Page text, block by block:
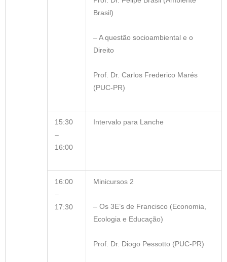
Brasil)
– A questão socioambiental e o
Direito
Prof. Dr. Carlos Frederico Marés
(PUC-PR)
15:30
–
16:00
Intervalo para Lanche
16:00
–
17:30
Minicursos 2
– Os 3E’s de Francisco (Economia,
Ecologia e Educação)
Prof. Dr. Diogo Pessotto (PUC-PR)